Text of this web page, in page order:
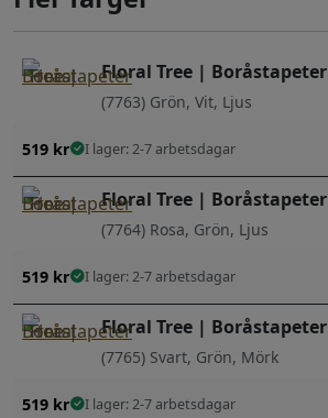
Floral Tree | Boråstapeter
(7763) Grön, Vit, Ljus
519 kr I lager: 2-7 arbetsdagar
Floral Tree | Boråstapeter
(7764) Rosa, Grön, Ljus
519 kr I lager: 2-7 arbetsdagar
Floral Tree | Boråstapeter
(7765) Svart, Grön, Mörk
519 kr I lager: 2-7 arbetsdagar